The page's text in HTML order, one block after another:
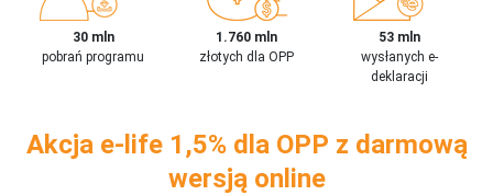
30 mln
pobrań programu
1.760 mln
złotych dla OPP
53 mln
wysłanych e-
deklaracji
Akcja e-life 1,5% dla OPP z darmową
wersją online